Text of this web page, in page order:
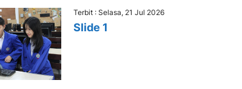
Terbit : Selasa, 21 Jul 2026
Slide 1